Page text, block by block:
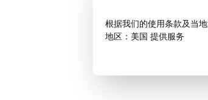
根据我们的使用条款及当
地区：美国 提供服务